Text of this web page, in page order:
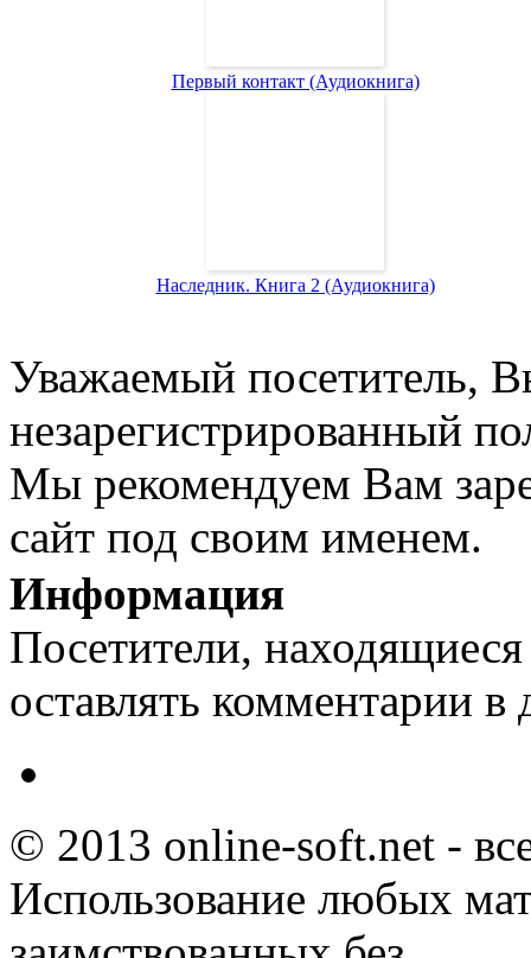
Первый контакт (Аудиокнига)
Наследник. Книга 2 (Аудиокнига)
Уважаемый посетитель,
незарегистрированный
Мы рекомендуем Вам
сайт под своим именем.
Информация
Посетители,
оставлять комментарии в
© 2013 online-soft.net -
Использование любых